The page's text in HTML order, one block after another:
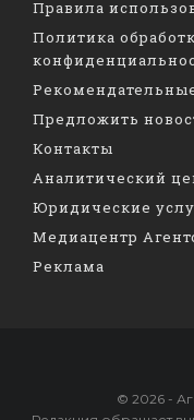
Правила
Политика
Предложить
Контакты
Аналитический
Юридические
Медиацентр
Реклама
© 2026 -